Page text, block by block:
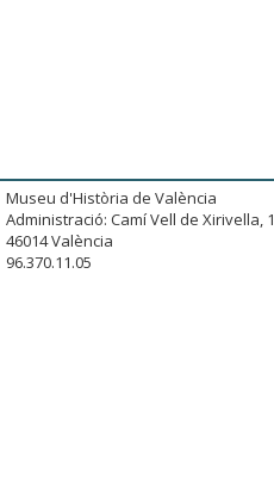
Museu d'Història de València
Administració: Camí Vell de Xirivella, 1
46014 València
96.370.11.05